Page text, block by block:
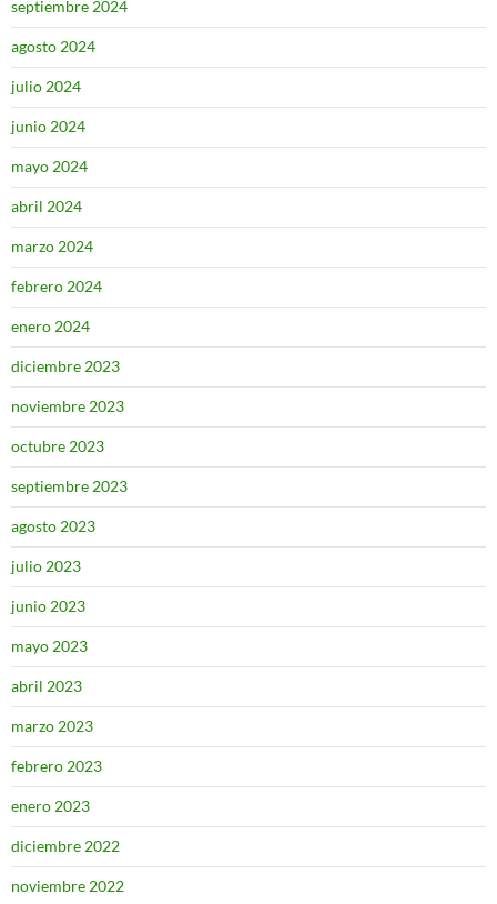
septiembre 2024
agosto 2024
julio 2024
junio 2024
mayo 2024
abril 2024
marzo 2024
febrero 2024
enero 2024
diciembre 2023
noviembre 2023
octubre 2023
septiembre 2023
agosto 2023
julio 2023
junio 2023
mayo 2023
abril 2023
marzo 2023
febrero 2023
enero 2023
diciembre 2022
noviembre 2022